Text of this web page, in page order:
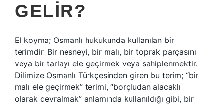
GELIR?
El koyma; Osmanlı hukukunda kullanılan bir
terimdir. Bir nesneyi, bir malı, bir toprak parçasını
veya bir tarlayı ele geçirmek veya sahiplenmektir.
Dilimize Osmanlı Türkçesinden giren bu terim; “bir
malı ele geçirmek” terimi, “borçludan alacaklı
olarak devralmak” anlamında kullanıldığı gibi, bir